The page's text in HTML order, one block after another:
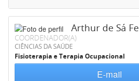
Arthur de Sá
COORDENADOR(A)
CIÊNCIAS DA SAÚDE
Fisioterapia e Terapia Ocupacional
E-mail